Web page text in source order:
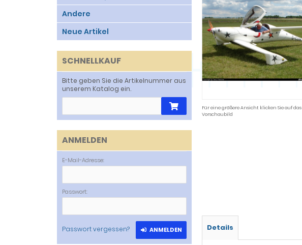
Für eine größere Ansicht klicken Sie auf das
Vorschaubild
Details
Andere
Neue Artikel
SCHNELLKAUF
Bitte geben Sie die Artikelnummer aus
unserem Katalog ein.
ANMELDEN
E-Mail-Adresse:
Passwort:
Passwort vergessen? ANMELDEN